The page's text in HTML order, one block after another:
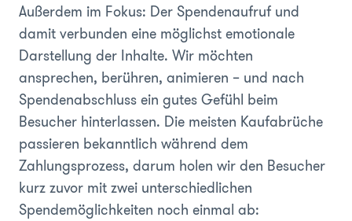
Außerdem im Fokus: Der Spendenaufruf und
damit verbunden eine möglichst emotionale
Darstellung der Inhalte. Wir möchten
ansprechen, berühren, animieren – und nach
Spendenabschluss ein gutes Gefühl beim
Besucher hinterlassen. Die meisten Kaufabrüche
passieren bekanntlich während dem
Zahlungsprozess, darum holen wir den Besucher
kurz zuvor mit zwei unterschiedlichen
Spendemöglichkeiten noch einmal ab: